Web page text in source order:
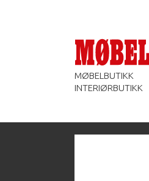
MØBELBUTIKK
INTERIØRBUTIKK